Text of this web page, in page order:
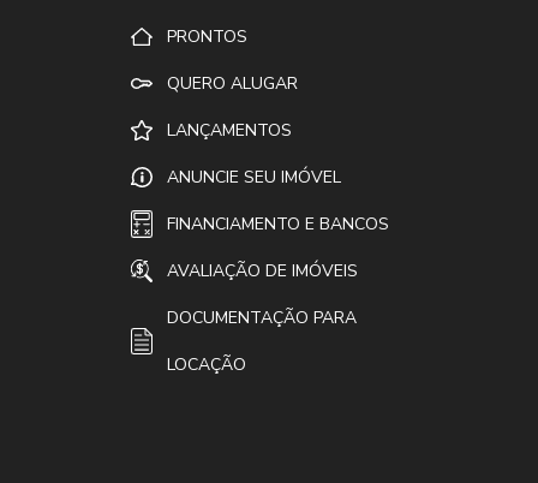
PRONTOS
QUERO ALUGAR
LANÇAMENTOS
ANUNCIE SEU IMÓVEL
FINANCIAMENTO E BANCOS
AVALIAÇÃO DE IMÓVEIS
DOCUMENTAÇÃO PARA
LOCAÇÃO